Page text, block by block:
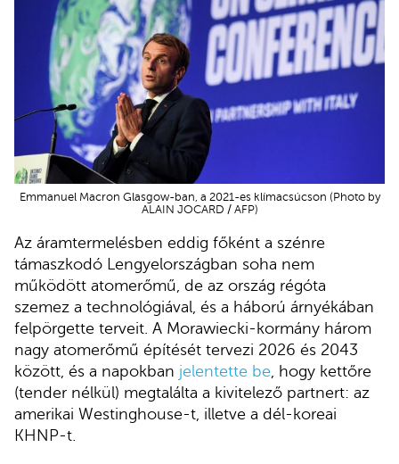
Emmanuel Macron Glasgow-ban, a 2021-es klímacsúcson (Photo by
ALAIN JOCARD / AFP)
Az áramtermelésben eddig főként a szénre
támaszkodó Lengyelországban soha nem
működött atomerőmű, de az ország régóta
szemez a technológiával, és a háború árnyékában
felpörgette terveit. A Morawiecki-kormány három
nagy atomerőmű építését tervezi 2026 és 2043
között, és a napokban jelentette be , hogy kettőre
(tender nélkül) megtalálta a kivitelező partnert: az
amerikai Westinghouse-t, illetve a dél-koreai
KHNP-t.